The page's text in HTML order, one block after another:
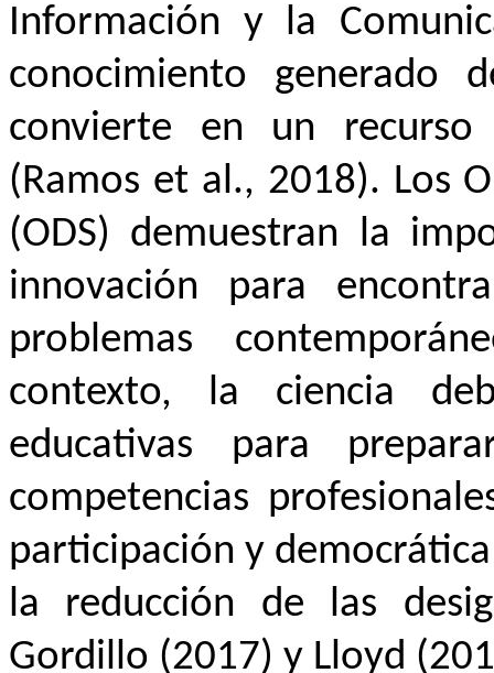
Información y la
conocimiento generado
convierte en un
(Ramos et al., 2018). Los
(ODS) demuestran la
innovación para
problemas
contexto, la ciencia
educativas para
competencias
participación y
la reducción de las
Gordillo (2017) y Lloyd